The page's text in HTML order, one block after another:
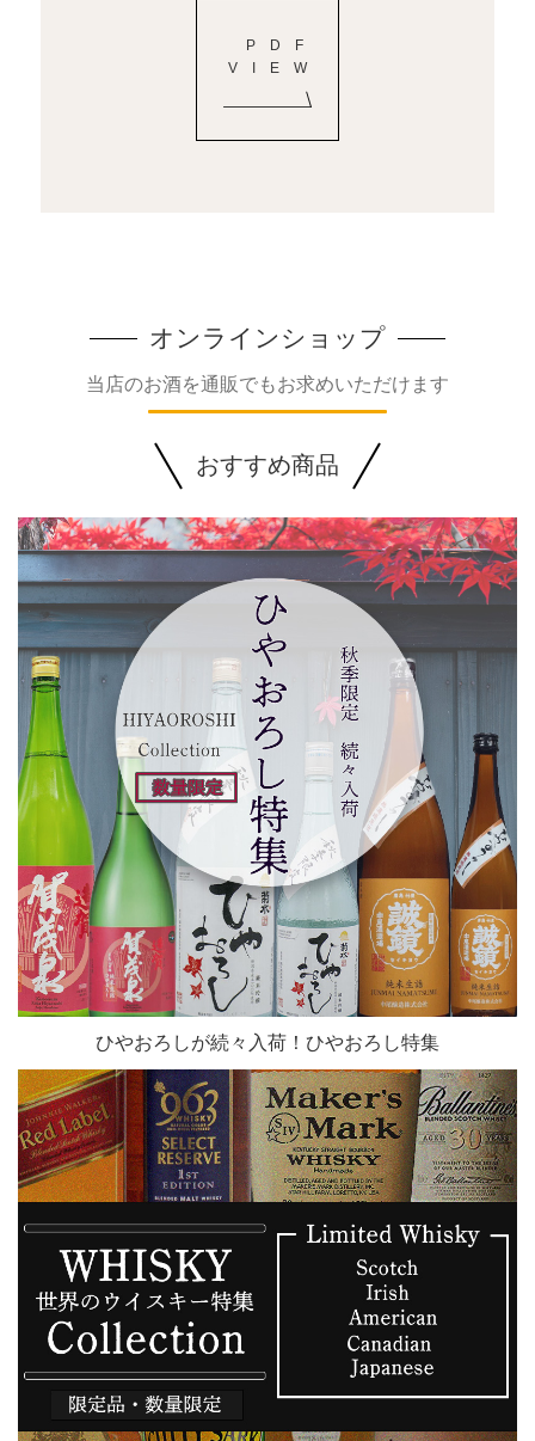
PDF
VIEW
オンラインショップ
当店のお酒を通販でもお求めいただけます
おすすめ商品
ひやおろしが続々入荷！ひやおろし特集